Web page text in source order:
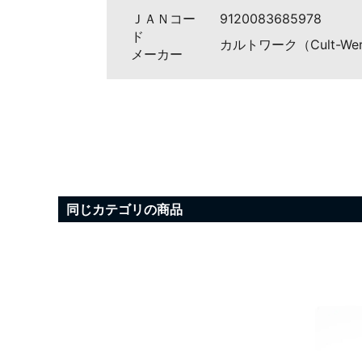
ＪＡＮコー
ド
9120083685978
メーカー
カルトワーク（Cult-
同じカテゴリの商品